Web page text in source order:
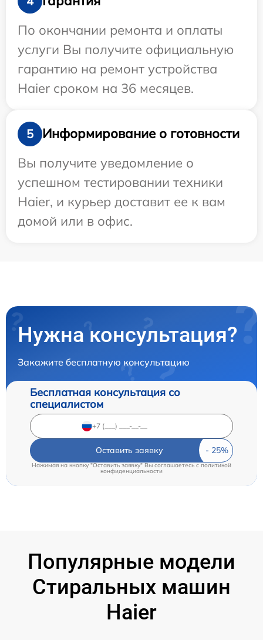
По окончании ремонта и оплаты
услуги Вы получите официальную
гарантию на ремонт устройства
Haier сроком на 36 месяцев.
5
Информирование о готовности
Вы получите уведомление о
успешном тестировании техники
Haier, и курьер доставит ее к вам
домой или в офис.
Нужна консультация?
Закажите бесплатную консультацию
Бесплатная консультация со
специалистом
Оставить заявку
Нажимая на кнопку "Оставить заявку" Вы соглашаетесь cполитикой
конфиденциальности
Популярные модели
Стиральных машин
Haier